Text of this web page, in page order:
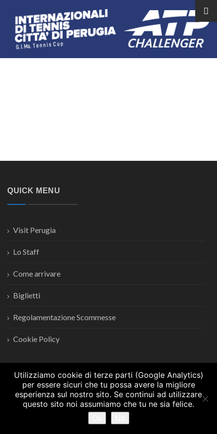
QUICK MENU
Visit Perugia
Lo Staff
Come arrivare
Biglietti
Regolamentazione Scommesse
Cookie Policy
© CopyrightsCrionet2024. All rights reserved.
Utilizziamo cookie di terze parti (Google Analytics)
per essere sicuri che tu possa avere la migliore
esperienza sul nostro sito. Se continui ad utilizzare
questo sito noi assumiamo che tu ne sia felice.